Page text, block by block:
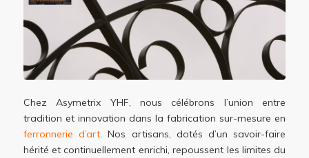
Chez Asymetrix YHF, nous célébrons l’union entre
tradition et innovation dans la fabrication sur-mesure en
ferronnerie d’art. Nos artisans, dotés d’un savoir-faire
hérité et continuellement enrichi, repoussent les limites du